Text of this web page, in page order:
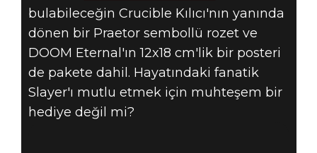
bulabileceğin Crucible Kılıcı'nın yanında
dönen bir Praetor sembollü rozet ve
DOOM Eternal'ın 12x18 cm'lik bir posteri
de pakete dahil. Hayatındaki fanatik
Slayer'ı mutlu etmek için muhteşem bir
hediye değil mi?